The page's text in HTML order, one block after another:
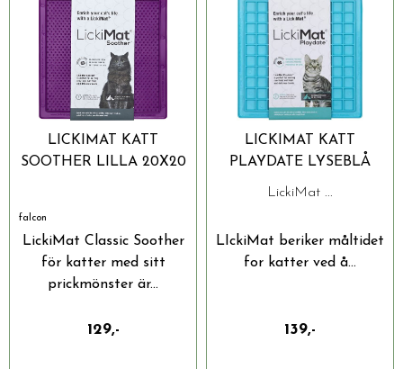
LICKIMAT KATT
SOOTHER LILLA 20X20
falcon
LickiMat Classic Soother
för katter med sitt
prickmönster är...
129,-
LICKIMAT KATT
PLAYDATE LYSEBLÅ
20X20CM
LickiMat ...
LIckiMat beriker måltidet
for katter ved å...
139,-